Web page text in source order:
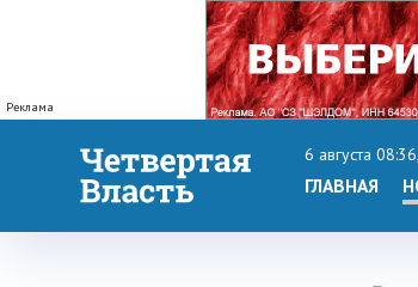
Реклама
6 августа
ГЛАВНАЯ